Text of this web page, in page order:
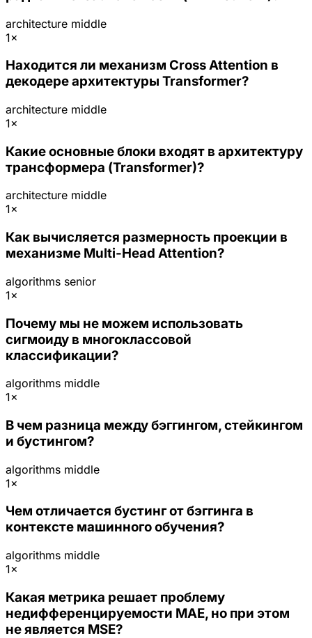
architecture middle
1×
Находится ли механизм Cross Attention в
декодере архитектуры Transformer?
architecture middle
1×
Какие основные блоки входят в архитектуру
трансформера (Transformer)?
architecture middle
1×
Как вычисляется размерность проекции в
механизме Multi-Head Attention?
algorithms senior
1×
Почему мы не можем использовать
сигмоиду в многоклассовой
классификации?
algorithms middle
1×
В чем разница между бэггингом, стейкингом
и бустингом?
algorithms middle
1×
Чем отличается бустинг от бэггинга в
контексте машинного обучения?
algorithms middle
1×
Какая метрика решает проблему
недифференцируемости MAE, но при этом
не является MSE?